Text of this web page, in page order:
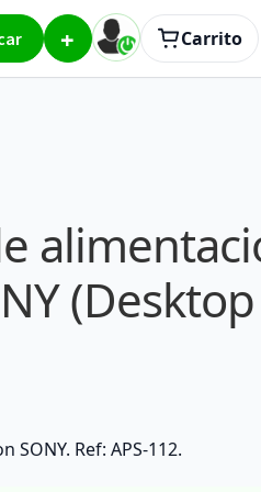
+ Carrito
SONY. Ref: APS-112.